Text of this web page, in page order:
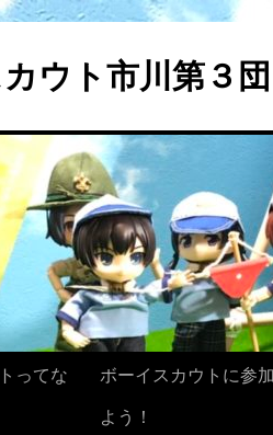
ウト市川第３団
ってな
ボーイスカウトに参
よう！